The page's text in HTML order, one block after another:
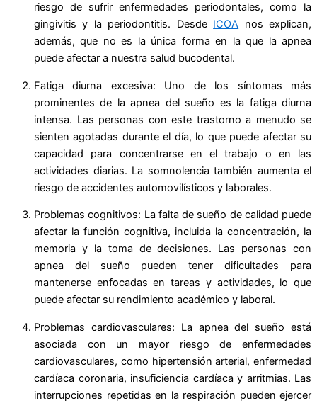
riesgo de sufrir enfermedades periodontales, como la
gingivitis y la periodontitis. Desde ICOA nos explican,
además, que no es la única forma en la que la apnea
puede afectar a nuestra salud bucodental.
Fatiga diurna excesiva: Uno de los síntomas más
prominentes de la apnea del sueño es la fatiga diurna
intensa. Las personas con este trastorno a menudo se
sienten agotadas durante el día, lo que puede afectar su
capacidad para concentrarse en el trabajo o en las
actividades diarias. La somnolencia también aumenta el
riesgo de accidentes automovilísticos y laborales.
Problemas cognitivos: La falta de sueño de calidad puede
afectar la función cognitiva, incluida la concentración, la
memoria y la toma de decisiones. Las personas con
apnea del sueño pueden tener dificultades para
mantenerse enfocadas en tareas y actividades, lo que
puede afectar su rendimiento académico y laboral.
Problemas cardiovasculares: La apnea del sueño está
asociada con un mayor riesgo de enfermedades
cardiovasculares, como hipertensión arterial, enfermedad
cardíaca coronaria, insuficiencia cardíaca y arritmias. Las
interrupciones repetidas en la respiración pueden ejercer